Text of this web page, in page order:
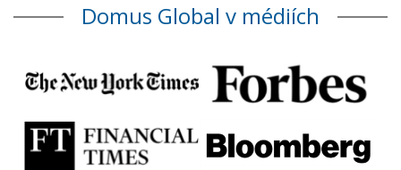
Domus Global v médiích